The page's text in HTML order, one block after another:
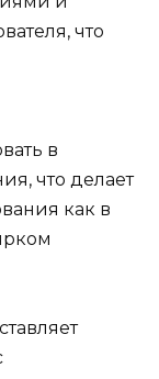
что
в
что делает
как в